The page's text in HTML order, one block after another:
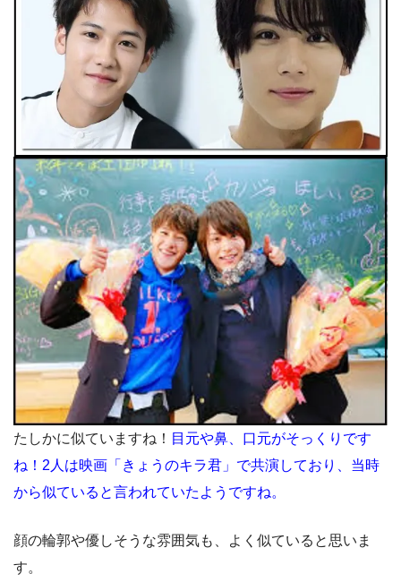
たしかに似ていますね！ 目元や鼻、口元がそっくりです
ね！2人は映画「きょうのキラ君」で共演しており、当時
から似ていると言われていたようですね。
顔の輪郭や優しそうな雰囲気も、よく似ていると思いま
す。